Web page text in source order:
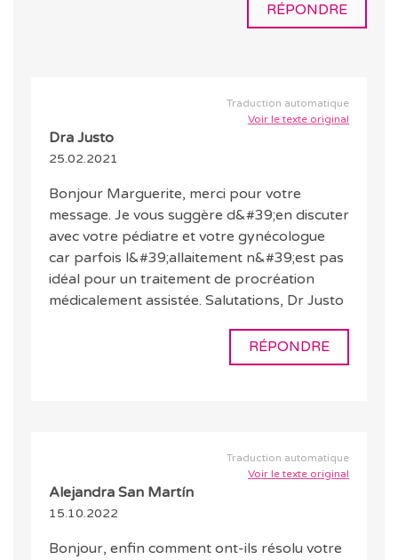
RÉPONDRE
Traduction automatique
Voir le texte original
Dra Justo
25.02.2021
Bonjour Marguerite, merci pour votre
message. Je vous suggère d&#39;en discuter
avec votre pédiatre et votre gynécologue
car parfois l&#39;allaitement n&#39;est pas
idéal pour un traitement de procréation
médicalement assistée. Salutations, Dr Justo
RÉPONDRE
Traduction automatique
Voir le texte original
Alejandra San Martín
15.10.2022
Bonjour, enfin comment ont-ils résolu votre